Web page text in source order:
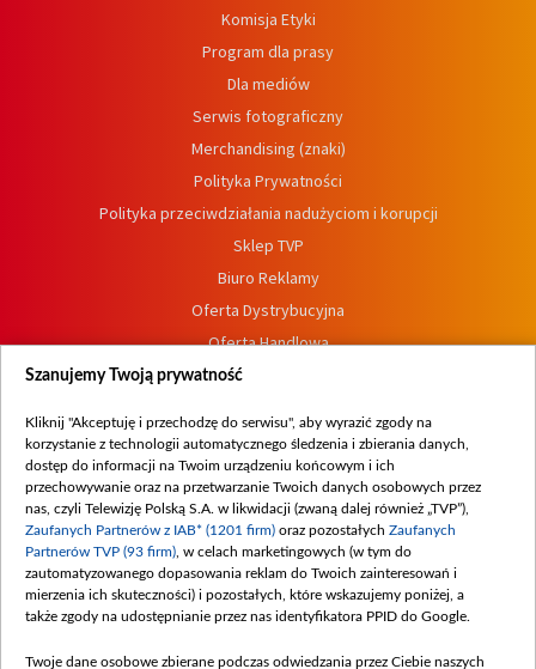
Komisja Etyki
Program dla prasy
Dla mediów
Serwis fotograficzny
Merchandising (znaki)
Polityka Prywatności
Polityka przeciwdziałania nadużyciom i korupcji
Sklep TVP
Biuro Reklamy
Oferta Dystrybucyjna
Oferta Handlowa
Dostępność
Procedura zgłoszeń wewnętrznych
Szanujemy Twoją prywatność
Kliknij "Akceptuję i przechodzę do serwisu", aby wyrazić zgody na
korzystanie z technologii automatycznego śledzenia i zbierania danych,
dostęp do informacji na Twoim urządzeniu końcowym i ich
przechowywanie oraz na przetwarzanie Twoich danych osobowych przez
nas, czyli Telewizję Polską S.A. w likwidacji (zwaną dalej również „TVP”),
Zaufanych Partnerów z IAB* (1201 firm) oraz pozostałych Zaufanych
Partnerów TVP (93 firm) , w celach marketingowych (w tym do
zautomatyzowanego dopasowania reklam do Twoich zainteresowań i
mierzenia ich skuteczności) i pozostałych, które wskazujemy poniżej, a
także zgody na udostępnianie przez nas identyfikatora PPID do Google.
Twoje dane osobowe zbierane podczas odwiedzania przez Ciebie naszych